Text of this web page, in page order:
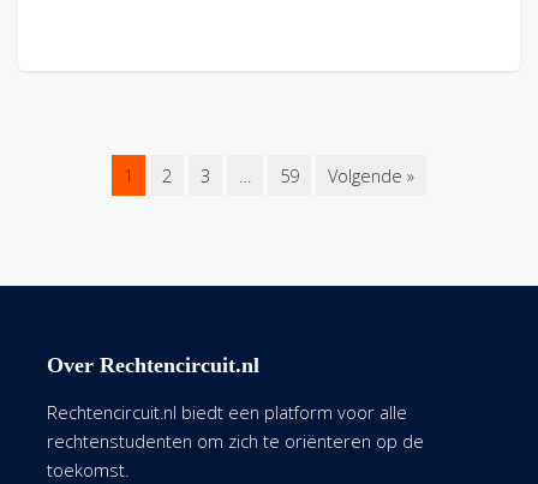
1 2 3 … 59 Volgende »
Over Rechtencircuit.nl
Rechtencircuit.nl biedt een platform voor alle
rechtenstudenten om zich te oriënteren op de
toekomst.